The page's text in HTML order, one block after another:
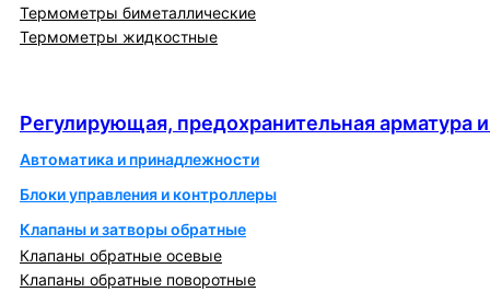
Термометры биметаллические
Термометры жидкостные
Регулирующая, предохранительная арматура
Автоматика и принадлежности
Блоки управления и контроллеры
Клапаны и затворы обратные
Клапаны обратные осевые
Клапаны обратные поворотные